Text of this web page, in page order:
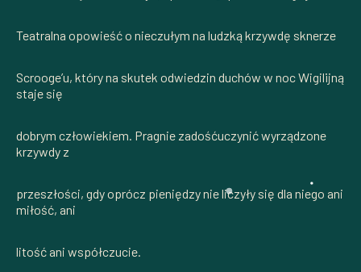
Teatralna opowieść o nieczułym na ludzką krzywdę sknerze
Scrooge’u, który na skutek odwiedzin duchów w noc Wigilijną
staje się
dobrym człowiekiem. Pragnie zadośćuczynić wyrządzone
krzywdy z
przeszłości, gdy oprócz pieniędzy nie liczyły się dla niego ani
miłość, ani
litość ani współczucie.